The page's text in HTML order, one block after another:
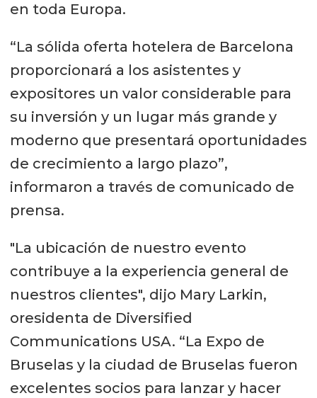
en toda Europa.
“La sólida oferta hotelera de Barcelona
proporcionará a los asistentes y
expositores un valor considerable para
su inversión y un lugar más grande y
moderno que presentará oportunidades
de crecimiento a largo plazo”,
informaron a través de comunicado de
prensa.
"La ubicación de nuestro evento
contribuye a la experiencia general de
nuestros clientes", dijo Mary Larkin,
oresidenta de Diversified
Communications USA. “La Expo de
Bruselas y la ciudad de Bruselas fueron
excelentes socios para lanzar y hacer